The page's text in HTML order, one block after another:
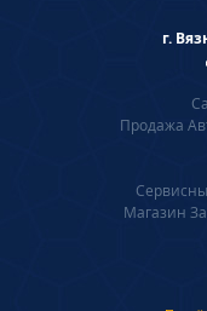
г.
Продажа
Магазин